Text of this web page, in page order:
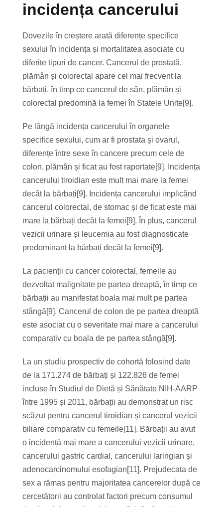
incidența cancerului
Dovezile în creștere arată diferențe specifice
sexului în incidența și mortalitatea asociate cu
diferite tipuri de cancer. Cancerul de prostată,
plămân și colorectal apare cel mai frecvent la
bărbați, în timp ce cancerul de sân, plămân și
colorectal predomină la femei în Statele Unite[9].
Pe lângă incidența cancerului în organele
specifice sexului, cum ar fi prostata și ovarul,
diferențe între sexe în cancere precum cele de
colon, plămân și ficat au fost raportate[9]. Incidența
cancerului tiroidian este mult mai mare la femei
decât la bărbați[9]. Incidența cancerului implicând
cancerul colorectal, de stomac și de ficat este mai
mare la bărbați decât la femei[9]. În plus, cancerul
vezicii urinare și leucemia au fost diagnosticate
predominant la bărbați decât la femei[9].
La pacienții cu cancer colorectal, femeile au
dezvoltat malignitate pe partea dreaptă, în timp ce
bărbații au manifestat boala mai mult pe partea
stângă[9]. Cancerul de colon de pe partea dreaptă
este asociat cu o severitate mai mare a cancerului
comparativ cu boala de pe partea stângă[9].
La un studiu prospectiv de cohortă folosind date
de la 171.274 de bărbați și 122.826 de femei
incluse în Studiul de Dietă și Sănătate NIH-AARP
între 1995 și 2011, bărbații au demonstrat un risc
scăzut pentru cancerul tiroidian și cancerul vezicii
biliare comparativ cu femeile[11]. Bărbații au avut
o incidență mai mare a cancerului vezicii urinare,
cancerului gastric cardial, cancerului laringian și
adenocarcinomului esofagian[11]. Prejudecata de
sex a rămas pentru majoritatea cancerelor după ce
cercetătorii au controlat factori precum consumul